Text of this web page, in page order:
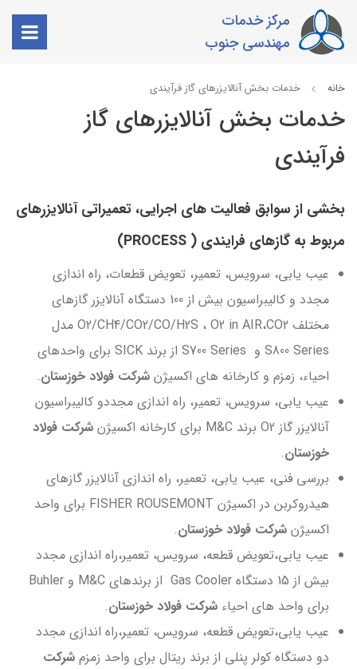
مرکز خدمات
مهندسی جنوب
خانه خدمات بخش آنالایزرهای گاز فرآیندی
خدمات بخش آنالایزرهای گاز
فرآیندی
بخشی از سوابق فعالیت های اجرایی، تعمیراتی آنالایزرهای
مربوط به گازهای فرایندی ( PROCESS)
عیب یابی، سرویس، تعمیر، تعویض قطعات، راه اندازی
مجدد و کالیبراسیون بیش از 100 دستگاه آنالایزر گازهای
مختلف O2/CH4/CO2/CO/H2S ، O2 in AIR،CO2 مدل
S800 Series و S700 Series از برند SICK برای واحدهای
احیاء، زمزم و کارخانه های اکسیژن شرکت فولاد خوزستان.
عیب یابی، سرویس، تعمیر، راه اندازی مجددو کالیبراسیون
آنالایزر گاز O2 برند M&C برای کارخانه اکسیژن
شرکت فولاد
خوزستان.
بررسی فنی، عیب یابی، تعمیر، راه اندازی آنالایزر گازهای
هیدروکربن در اکسیژن FISHER ROUSEMONT برای واحد
اکسیژن شرکت فولاد خوزستان.
عیب یابی،تعویض قطعه، سرویس، تعمیر،راه اندازی مجدد
بیش از 15 دستگاه Gas Cooler از برندهای M&C و Buhler
برای واحد های احیاء شرکت فولاد خوزستان.
عیب یابی،تعویض قطعه، سرویس، تعمیر،راه اندازی مجدد
دو دستگاه کولر پنلی از برند ریتال برای واحد زمزم شرکت